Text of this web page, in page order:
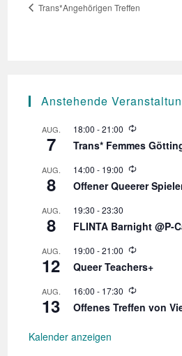
Trans*Angehörigen Treffen
Anstehende
AUG.
7
18:00 -21:00
W
e
e
r
u
g
Trans* Femmes
AUG.
8
14:00 - 19:00
W
e
r
h
o
u
g
Offener Queerer
AUG.
8
19:30 -23:30
FLINTA Barnight @P-
AUG.
12
19:00 -21:00
W
e
e
r
Queer Teachers+
AUG.
13
16:00 - 17:30
W
e
Offenes Treffen von
Kalender anzeigen